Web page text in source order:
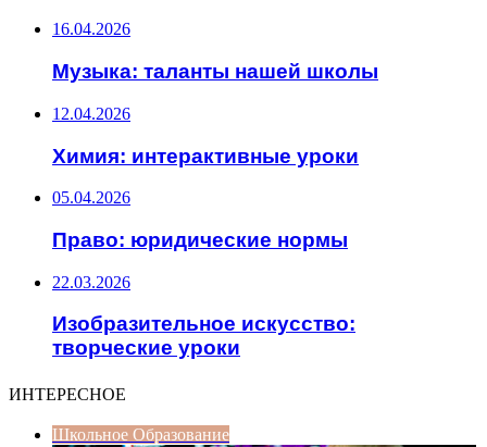
16.04.2026
Музыка: таланты нашей школы
12.04.2026
Химия: интерактивные уроки
05.04.2026
Право: юридические нормы
22.03.2026
Изобразительное искусство:
творческие уроки
ИНТЕРЕСНОЕ
Школьное Образование